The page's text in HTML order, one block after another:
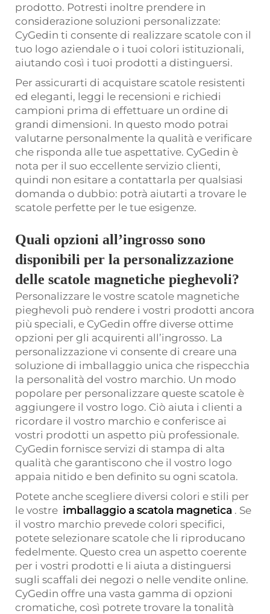
prodotto. Potresti inoltre prendere in
considerazione soluzioni personalizzate:
CyGedin ti consente di realizzare scatole con il
tuo logo aziendale o i tuoi colori istituzionali,
aiutando così i tuoi prodotti a distinguersi.
Per assicurarti di acquistare scatole resistenti
ed eleganti, leggi le recensioni e richiedi
campioni prima di effettuare un ordine di
grandi dimensioni. In questo modo potrai
valutarne personalmente la qualità e verificare
che risponda alle tue aspettative. CyGedin è
nota per il suo eccellente servizio clienti,
quindi non esitare a contattarla per qualsiasi
domanda o dubbio: potrà aiutarti a trovare le
scatole perfette per le tue esigenze.
Quali opzioni all’ingrosso sono
disponibili per la personalizzazione
delle scatole magnetiche pieghevoli?
Personalizzare le vostre scatole magnetiche
pieghevoli può rendere i vostri prodotti ancora
più speciali, e CyGedin offre diverse ottime
opzioni per gli acquirenti all’ingrosso. La
personalizzazione vi consente di creare una
soluzione di imballaggio unica che rispecchia
la personalità del vostro marchio. Un modo
popolare per personalizzare queste scatole è
aggiungere il vostro logo. Ciò aiuta i clienti a
ricordare il vostro marchio e conferisce ai
vostri prodotti un aspetto più professionale.
CyGedin fornisce servizi di stampa di alta
qualità che garantiscono che il vostro logo
appaia nitido e ben definito su ogni scatola.
Potete anche scegliere diversi colori e stili per
le vostre imballaggio a scatola magnetica . Se
il vostro marchio prevede colori specifici,
potete selezionare scatole che li riproducano
fedelmente. Questo crea un aspetto coerente
per i vostri prodotti e li aiuta a distinguersi
sugli scaffali dei negozi o nelle vendite online.
CyGedin offre una vasta gamma di opzioni
cromatiche, così potrete trovare la tonalità